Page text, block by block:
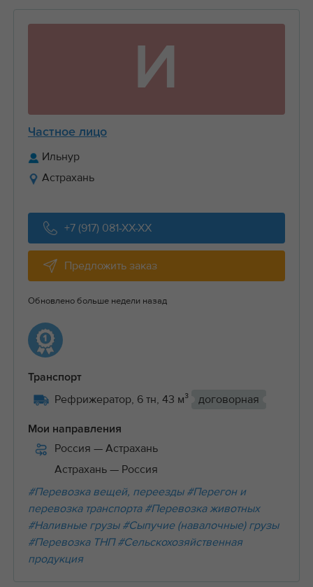
И
Частное лицо
Ильнур
Астрахань
+7 (917) 081-XX-XX
Предложить заказ
Обновлено больше недели назад
Транспорт
Рефрижератор, 6 тн, 43 м³ договорная
Мои направления
Россия — Астрахань
Астрахань — Россия
#Перевозка вещей, переезды #Перегон и
перевозка транспорта #Перевозка животных
#Наливные грузы #Сыпучие (навалочные) грузы
#Перевозка ТНП #Сельскохозяйственная
продукция